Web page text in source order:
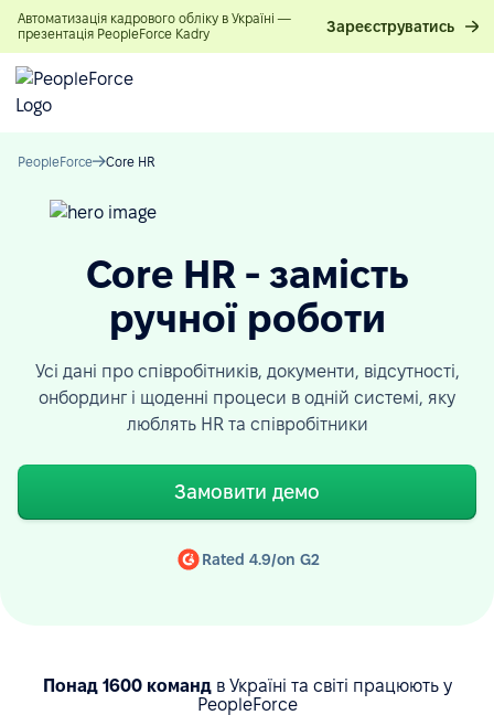
Автоматизація кадрового обліку в Україні —
презентація PeopleForce Kadry
Зареєструватись
PeopleForce Core HR
Core HR - замість
ручної роботи
Усі дані про співробітників, документи, відсутності,
онбординг і щоденні процеси в одній системі, яку
люблять HR та співробітники
Замовити демо
Rated 4.9/on G2
Понад 1600 командв Україні та світі працюють у
PeopleForce